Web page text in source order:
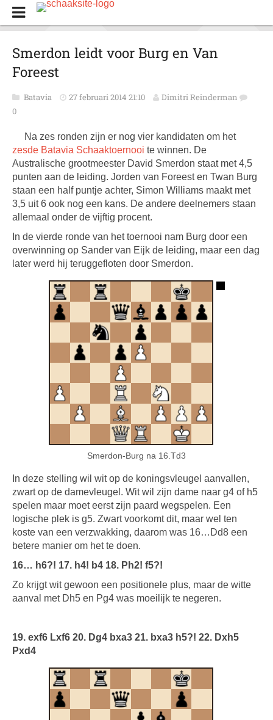
Smerdon leidt voor Burg en Van
Foreest
Batavia 27 februari 2014 21:10
Dimitri Reinderman
0
Na zes ronden zijn er nog vier kandidaten om het
zesde Batavia Schaaktoernooi te winnen. De
Australische grootmeester David Smerdon staat met 4,5
punten aan de leiding. Jorden van Foreest en Twan Burg
staan een half puntje achter, Simon Williams maakt met
3,5 uit 6 ook nog een kans. De andere deelnemers staan
allemaal onder de vijftig procent.
In de vierde ronde van het toernooi nam Burg door een
overwinning op Sander van Eijk de leiding, maar een dag
later werd hij teruggefloten door Smerdon.
Smerdon-Burg na 16.Td3
In deze stelling wil wit op de koningsvleugel aanvallen,
zwart op de damevleugel. Wit wil zijn dame naar g4 of h5
spelen maar moet eerst zijn paard wegspelen. Een
logische plek is g5. Zwart voorkomt dit, maar wel ten
koste van een verzwakking, daarom was 16…Dd8 een
betere manier om het te doen.
16… h6?! 17. h4! b4 18. Ph2! f5?!
Zo krijgt wit gewoon een positionele plus, maar de witte
aanval met Dh5 en Pg4 was moeilijk te negeren.
19. exf6 Lxf6 20. Dg4 bxa3 21. bxa3 h5?! 22. Dxh5
Pxd4